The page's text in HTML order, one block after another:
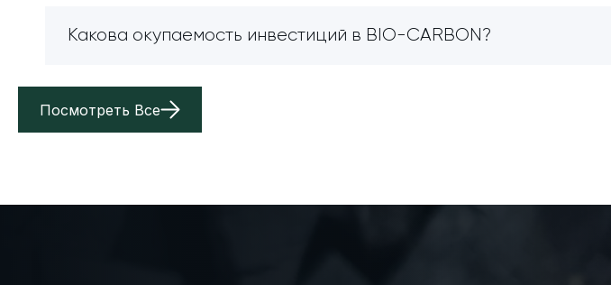
Какова окупаемость инвестиций в BIO-CARBON?
Посмотреть Все